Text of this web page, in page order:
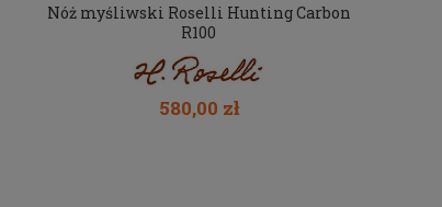
Nóż myśliwski Roselli Hunting Carbon
R100
580,00 zł